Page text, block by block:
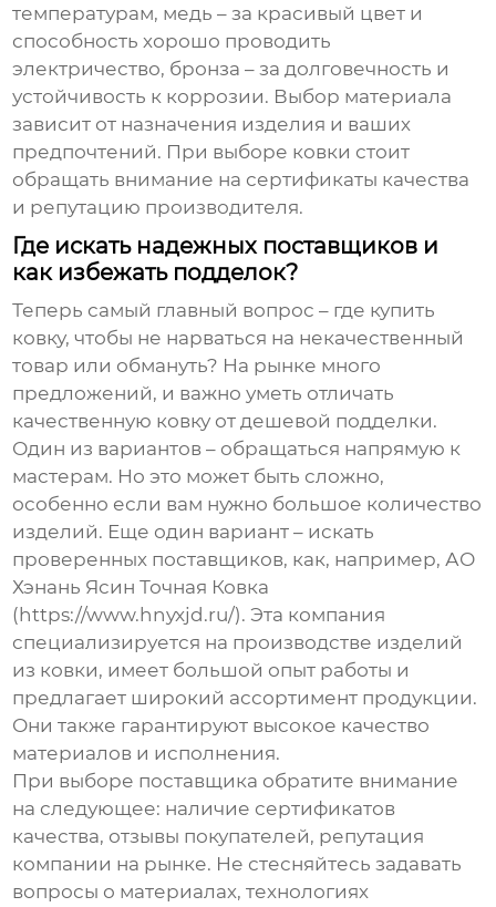
температурам, медь – за красивый цвет и
способность хорошо проводить
электричество, бронза – за долговечность и
устойчивость к коррозии. Выбор материала
зависит от назначения изделия и ваших
предпочтений. При выборе ковки стоит
обращать внимание на сертификаты качества
и репутацию производителя.
Где искать надежных поставщиков и
как избежать подделок?
Теперь самый главный вопрос – где купить
ковку, чтобы не нарваться на некачественный
товар или обмануть? На рынке много
предложений, и важно уметь отличать
качественную ковку от дешевой подделки.
Один из вариантов – обращаться напрямую к
мастерам. Но это может быть сложно,
особенно если вам нужно большое количество
изделий. Еще один вариант – искать
проверенных поставщиков, как, например, АО
Хэнань Ясин Точная Ковка
(https://www.hnyxjd.ru/). Эта компания
специализируется на производстве изделий
из ковки, имеет большой опыт работы и
предлагает широкий ассортимент продукции.
Они также гарантируют высокое качество
материалов и исполнения.
При выборе поставщика обратите внимание
на следующее: наличие сертификатов
качества, отзывы покупателей, репутация
компании на рынке. Не стесняйтесь задавать
вопросы о материалах, технологиях